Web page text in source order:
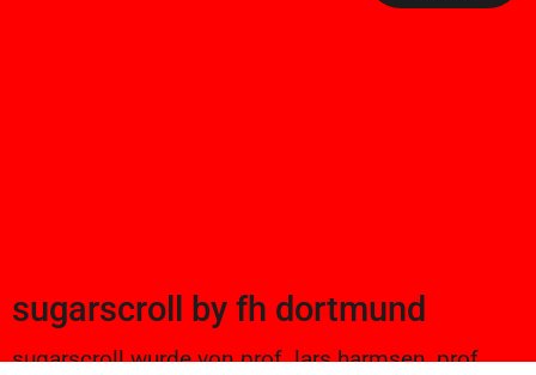
sugarscroll by fh dortmund
sugarscroll wurde von prof. lars harmsen, prof.